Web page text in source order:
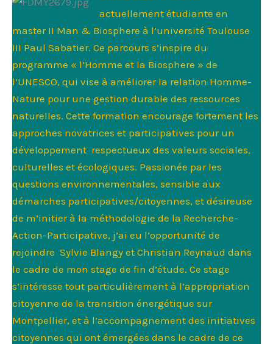
actuellement étudiante en
master II Man & Biosphere à l’université Toulouse
III Paul Sabatier. Ce parcours s’inspire du
programme « l’Homme et la Biosphere » de
l’UNESCO, qui vise à améliorer la relation Homme-
Nature pour une gestion durable des ressources
naturelles. Cette formation encourage fortement les
approches novatrices et participatives pour un
développement respectueux des valeurs sociales,
culturelles et écologiques. Passionée par les
questions environnementales, sensible aux
démarches participatives/citoyennes, et désireuse
de m’initier à la méthodologie de la Recherche-
Action-Participative, j’ai eu l’opportunité de
rejoindre Sylvie Blangy et Christian Reynaud dans
le cadre de mon stage de fin d’étude. Ce stage
s’intéresse tout particulièrement à l’appropriation
citoyenne de la transition énergétique sur
Montpellier, et à l’accompagnement des initiatives
citoyennes qui ont émergées dans le cadre de ce